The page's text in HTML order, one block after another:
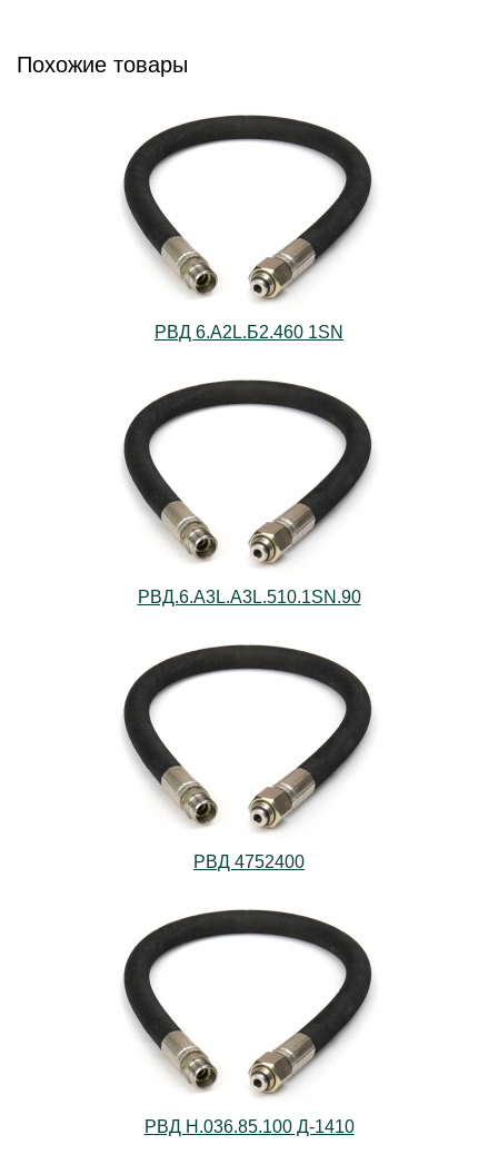
Похожие товары
РВД 6.А2L.Б2.460 1SN
РВД.6.А3L.А3L.510.1SN.90
РВД 4752400
РВД Н.036.85.100 Д-1410